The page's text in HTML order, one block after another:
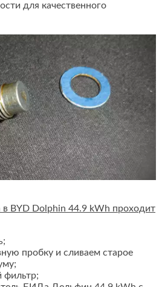
для качественного
BYD Dolphin 44.9 kWh проходит
пробку и сливаем старое
фильтр;